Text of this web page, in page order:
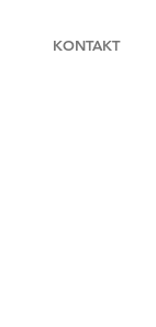
KONTAKT